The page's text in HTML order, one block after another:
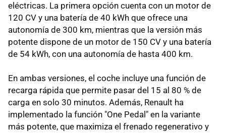
eléctricas. La primera opción cuenta con un motor de
120 CV y una batería de 40 kWh que ofrece una
autonomía de 300 km, mientras que la versión más
potente dispone de un motor de 150 CV y una batería
de 54 kWh, con una autonomía de hasta 400 km.
En ambas versiones, el coche incluye una función de
recarga rápida que permite pasar del 15 al 80 % de
carga en solo 30 minutos. Además, Renault ha
implementado la función "One Pedal" en la variante
más potente, que maximiza el frenado regenerativo y